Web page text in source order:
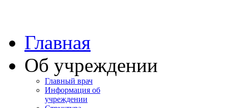
Главная
Об учреждении
Главный врач
Информация об
учреждении